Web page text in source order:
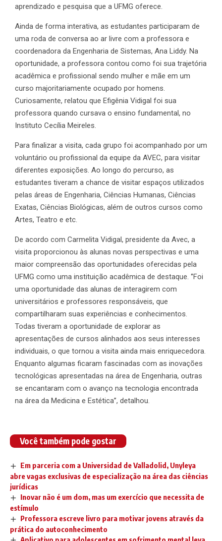
aprendizado e pesquisa que a UFMG oferece.
Ainda de forma interativa, as estudantes participaram de
uma roda de conversa ao ar livre com a professora e
coordenadora da Engenharia de Sistemas, Ana Liddy. Na
oportunidade, a professora contou como foi sua trajetória
acadêmica e profissional sendo mulher e mãe em um
curso majoritariamente ocupado por homens.
Curiosamente, relatou que Efigênia Vidigal foi sua
professora quando cursava o ensino fundamental, no
Instituto Cecília Meireles.
Para finalizar a visita, cada grupo foi acompanhado por um
voluntário ou profissional da equipe da AVEC, para visitar
diferentes exposições. Ao longo do percurso, as
estudantes tiveram a chance de visitar espaços utilizados
pelas áreas de Engenharia, Ciências Humanas, Ciências
Exatas, Ciências Biológicas, além de outros cursos como
Artes, Teatro e etc.
De acordo com Carmelita Vidigal, presidente da Avec, a
visita proporcionou às alunas novas perspectivas e uma
maior compreensão das oportunidades oferecidas pela
UFMG como uma instituição acadêmica de destaque. ‘’Foi
uma oportunidade das alunas de interagirem com
universitários e professores responsáveis, que
compartilharam suas experiências e conhecimentos.
Todas tiveram a oportunidade de explorar as
apresentações de cursos alinhados aos seus interesses
individuais, o que tornou a visita ainda mais enriquecedora.
Enquanto algumas ficaram fascinadas com as inovações
tecnológicas apresentadas na área de Engenharia, outras
se encantaram com o avanço na tecnologia encontrada
na área da Medicina e Estética’’, detalhou.
Você também pode gostar
Em parceria com a Universidad de Valladolid, Unyleya
abre vagas exclusivas de especialização na área das ciências
jurídicas
Inovar não é um dom, mas um exercício que necessita de
estímulo
Professora escreve livro para motivar jovens através da
prática do autoconhecimento